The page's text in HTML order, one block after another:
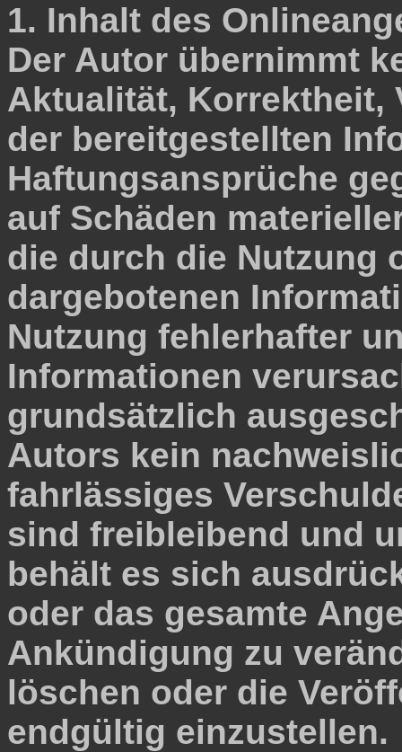
1. Inhalt des
Der Autor übernimmt
Aktualität, Korrektheit,
der bereitgestellten
Haftungsansprüche
auf Schäden
die durch die Nutzung
dargebotenen
Nutzung fehlerhafter
Informationen
grundsätzlich
Autors kein
fahrlässiges
sind freibleibend und
behält es sich
oder das gesamte
Ankündigung zu
löschen oder die
endgültig einzustellen.